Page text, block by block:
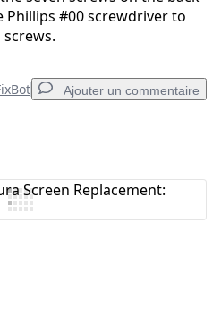
Phillips #00 screwdriver to
Ajouter un commentaire